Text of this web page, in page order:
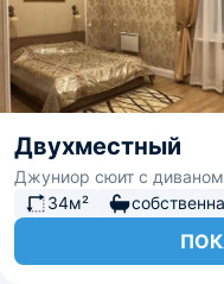
Двухместный
Джуниор сюит с диваном
34м²